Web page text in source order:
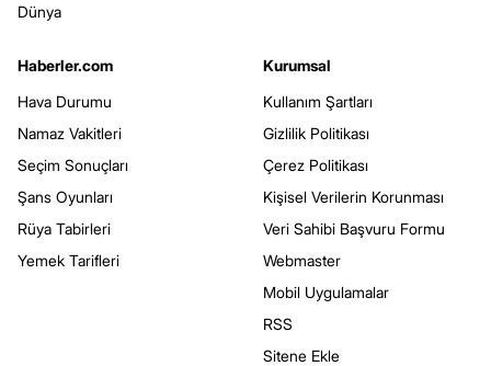
Dünya
Haberler.com
Hava Durumu
Namaz Vakitleri
Seçim Sonuçları
Şans Oyunları
Rüya Tabirleri
Yemek Tarifleri
Kurumsal
Kullanım Şartları
Gizlilik Politikası
Çerez Politikası
Kişisel Verilerin Korunması
Veri Sahibi Başvuru Formu
Webmaster
Mobil Uygulamalar
RSS
Sitene Ekle